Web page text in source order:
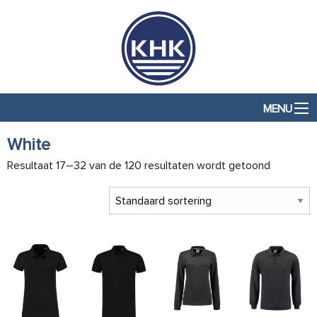
MENU
White
Resultaat 17–32 van de 120 resultaten wordt getoond